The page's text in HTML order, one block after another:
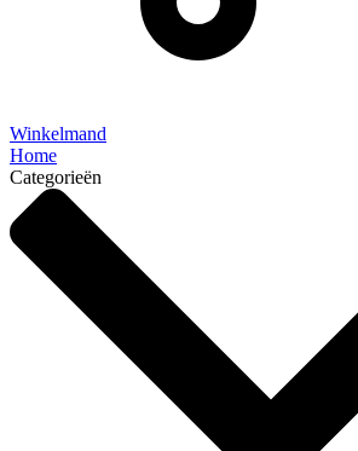
Winkelmand
Home
Categorieën